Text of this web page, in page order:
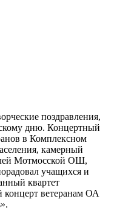
поздравления,
дню. Концертный
в Комплексном
камерный
Мотмосской ОШ,
учащихся и
квартет
концерт ветеранам ОА